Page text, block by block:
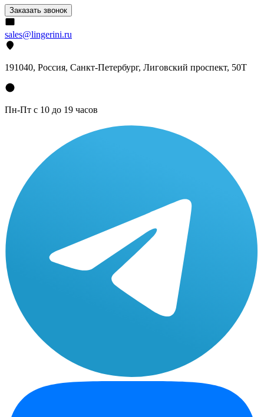
Заказать звонок
sales@lingerini.ru
191040, Россия, Санкт-Петербург, Лиговский проспект, 50Т
Пн-Пт с 10 до 19 часов